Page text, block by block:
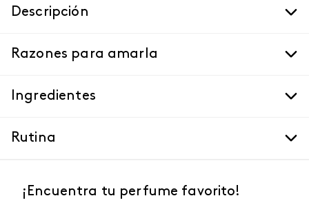
Descripción
Razones para amarla
Ingredientes
Rutina
¡Encuentra tu perfume favorito!